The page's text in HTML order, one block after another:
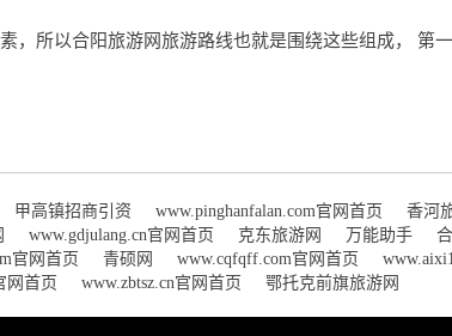
，所以合阳旅游网旅游路线也就是围绕这些组成， 第
甲高镇招商引资 www.pinghanfalan.com官网首页 香河
www.gdjulang.cn官网首页 克东旅游网 万能助手
官网首页 青硕网 www.cqfqff.com官网首页
网首页 www.zbtsz.cn官网首页 鄂托克前旗旅游网